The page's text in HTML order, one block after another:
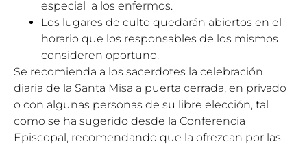
especial a los enfermos.
Los lugares de culto quedarán abiertos en el
horario que los responsables de los mismos
consideren oportuno.
Se recomienda a los sacerdotes la celebración
diaria de la Santa Misa a puerta cerrada, en privado
o con algunas personas de su libre elección, tal
como se ha sugerido desde la Conferencia
Episcopal, recomendando que la ofrezcan por las